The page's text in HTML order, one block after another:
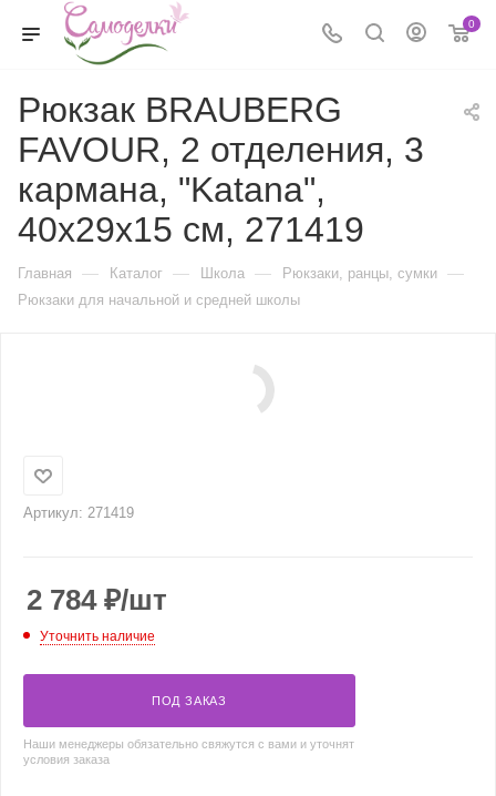
0
Рюкзак BRAUBERG
FAVOUR, 2 отделения, 3
кармана, "Katana",
40х29х15 см, 271419
Главная — Каталог — Школа — Рюкзаки, ранцы, сумки —
Рюкзаки для начальной и средней школы
Артикул: 271419
2 784₽/шт
Уточнить наличие
ПОД ЗАКАЗ
Наши менеджеры обязательно свяжутся с вами и уточнят
условия заказа